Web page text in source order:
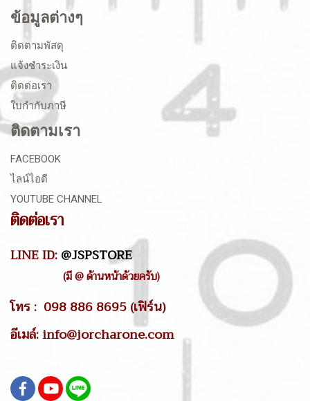
ข้อมูลต่างๆ
ติดตามพัสดุ
แจ้งชำระเงิน
ติดต่อเรา
ใบกำกับภาษี
ติดตามเรา
FACEBOOK
ไลน์ไอดี
YOUTUBE CHANNEL
ติดต่อเรา
LINE ID:@JSPSTORE
(มี @ ด้านหน้าด้วยครับ)
โทร : 098 886 8695 (เฟิร์น)
อีเมล์: info@jorcharone.com